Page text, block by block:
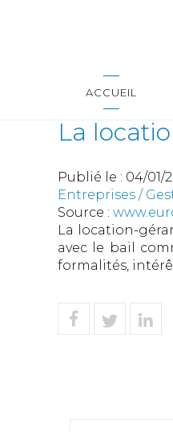
ACCUEIL
La
Publié le : 04/01/
Entreprises /
Source :
La location-
avec le bail
formalités,